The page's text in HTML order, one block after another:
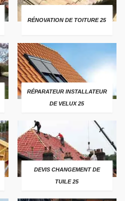
RÉNOVATION DE TOITURE 25
RÉPARATEUR INSTALLATEUR
DE VELUX 25
DEVIS CHANGEMENT DE
TUILE 25